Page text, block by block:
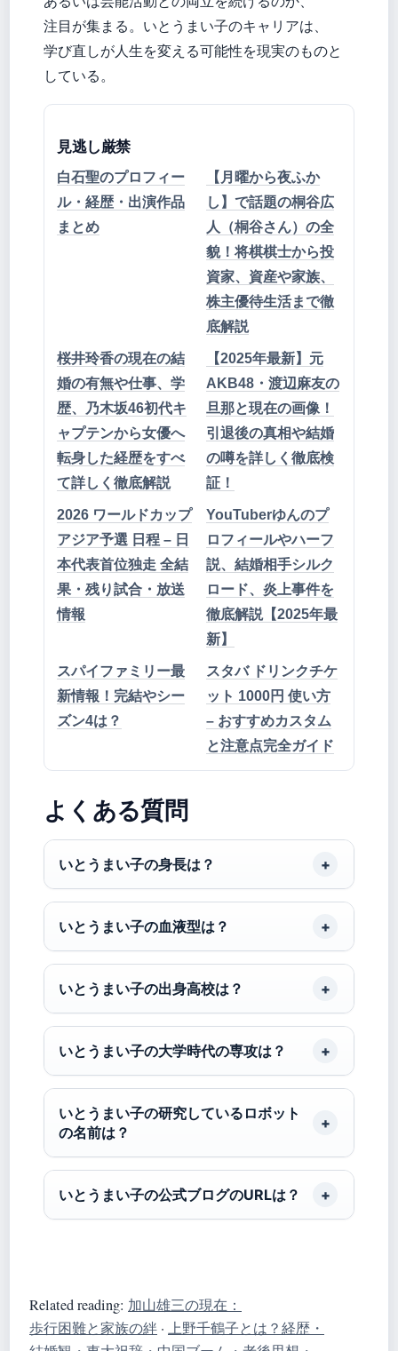
注目が集まる。いとうまい子のキャリアは、
学び直しが人生を変える可能性を現実のものと
している。
見逃し厳禁
白石聖のプロフィー
ル・経歴・出演作品
まとめ
【月曜から夜ふか
し】で話題の桐谷広
人（桐谷さん）の全
貌！将棋棋士から投
資家、資産や家族、
株主優待生活まで徹
底解説
桜井玲香の現在の結
婚の有無や仕事、学
歴、乃木坂46初代キ
ャプテンから女優へ
転身した経歴をすべ
て詳しく徹底解説
【2025年最新】元
AKB48・渡辺麻友の
旦那と現在の画像！
引退後の真相や結婚
の噂を詳しく徹底検
証！
2026 ワールドカップ
アジア予選 日程 – 日
本代表首位独走 全結
果・残り試合・放送
情報
YouTuberゆんのプ
ロフィールやハーフ
説、結婚相手シルク
ロード、炎上事件を
徹底解説【2025年最
新】
スパイファミリー最
新情報！完結やシー
ズン4は？
スタバ ドリンクチケ
ット 1000円 使い方
– おすすめカスタム
と注意点完全ガイド
よくある質問
いとうまい子の身長は？
いとうまい子の血液型は？
いとうまい子の出身高校は？
いとうまい子の大学時代の専攻は？
いとうまい子の研究しているロボット
の名前は？
いとうまい子の公式ブログのURLは？
Related reading: 加山雄三の現在：
歩行困難と家族の絆 · 上野千鶴子とは？経歴・